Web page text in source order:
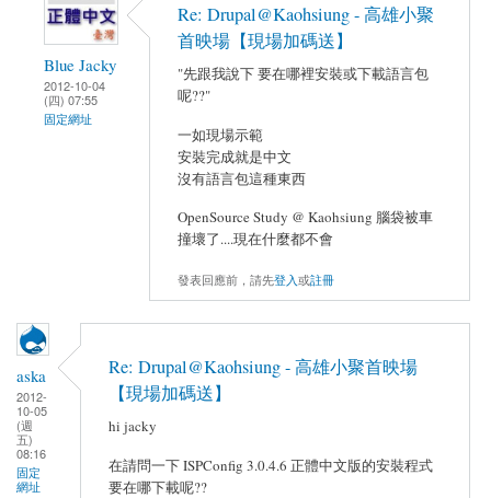
Blue Jacky
2012-10-04
(四) 07:55
固定網址
Re: Drupal@Kaohsiung - 高雄小聚
首映場【現場加碼送】
"先跟我說下 要在哪裡安裝或下載語言包
呢??"
一如現場示範
安裝完成就是中文
沒有語言包這種東西
OpenSource Study @ Kaohsiung 腦袋被車
撞壞了....現在什麼都不會
發表回應前，請先登入或註冊
aska
2012-
10-05
(週
五)
08:16
固定
網址
Re: Drupal@Kaohsiung - 高雄小聚首映場
【現場加碼送】
hi jacky
在請問一下 ISPConfig 3.0.4.6 正體中文版的安裝程式
要在哪下載呢??